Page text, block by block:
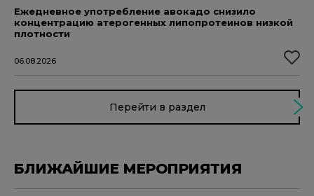
Ежедневное употребление авокадо снизило
концентрацию атерогенных липопротеинов низкой
плотности
06.08.2026
Перейти в раздел
БЛИЖАЙШИЕ МЕРОПРИЯТИЯ